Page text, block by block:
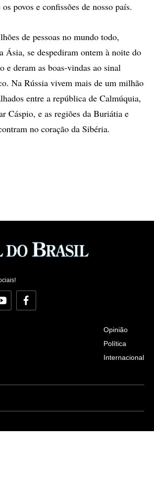
povos e confissões de nosso país.
de pessoas no mundo todo,
Ásia, se despediram ontem à noite do
e deram as boas-vindas ao sinal
Na Rússia vivem mais de um milhão
entre a república de Calmúquia,
Cáspio, e as regiões da Buriátia e
no coração da Sibéria.
YouTubeFacebook
Opinião
Política
Internacional